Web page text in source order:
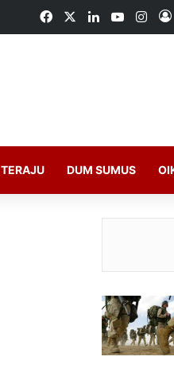
FacebookLinkedInYouTube
TERAJU DUM SUMUS